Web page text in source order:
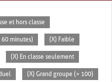
et hors classe
60 minutes) (X) Faible
(X) En classe seulement
(X) Grand groupe (> 100)